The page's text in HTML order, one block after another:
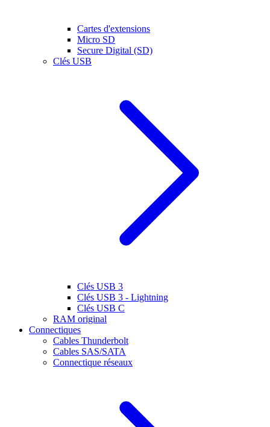
Cartes d'extensions
Micro SD
Secure Digital (SD)
Clés USB
Clés USB 3
Clés USB 3 - Lightning
Clés USB C
RAM original
Connectiques
Cables Thunderbolt
Cables SAS/SATA
Connectique réseaux